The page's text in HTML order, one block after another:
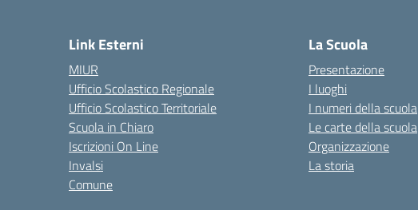
Link Esterni
MIUR
Ufficio Scolastico Regionale
Ufficio Scolastico Territoriale
Scuola in Chiaro
Iscrizioni On Line
Invalsi
Comune
La Scuola
Presentazione
I luoghi
I numeri della scuola
Le carte della scuola
Organizzazione
La storia